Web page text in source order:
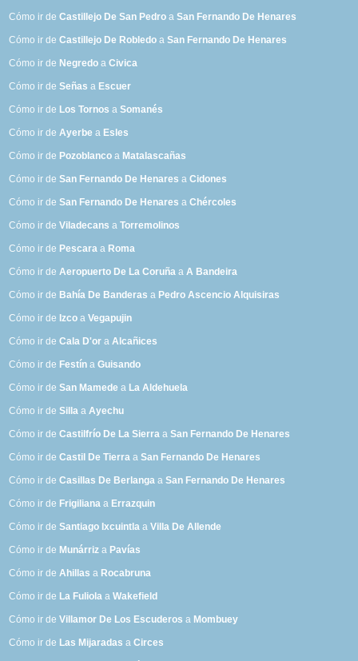
Cómo ir deCastillejo De San Pedro aSan Fernando De Henares
Cómo ir deCastillejo De Robledo aSan Fernando De Henares
Cómo ir de Negredo aCivica
Cómo ir deSeñas a Escuer
Cómo ir de Los Tornos aSomanés
Cómo ir deAyerbe a Esles
Cómo ir de Pozoblanco a Matalascañas
Cómo ir deSan Fernando De Henares aCidones
Cómo ir deSan Fernando De Henares aChércoles
Cómo ir deViladecans aTorremolinos
Cómo ir de Pescara a Roma
Cómo ir deAeropuerto De La Coruña aA Bandeira
Cómo ir de Bahía De Banderas a Pedro Ascencio Alquisiras
Cómo ir de Izco aVegapujin
Cómo ir deCala D'or aAlcañices
Cómo ir de Festín aGuisando
Cómo ir deSan Mamede a La Aldehuela
Cómo ir deSilla aAyechu
Cómo ir deCastilfrío De La Sierra aSan Fernando De Henares
Cómo ir deCastil De Tierra aSan Fernando De Henares
Cómo ir deCasillas De Berlanga aSan Fernando De Henares
Cómo ir de Frigiliana a Errazquin
Cómo ir deSantiago Ixcuintla aVilla De Allende
Cómo ir de Munárriz a Pavías
Cómo ir deAhillas a Rocabruna
Cómo ir de La Fuliola aWakefield
Cómo ir deVillamor De Los Escuderos a Mombuey
Cómo ir de Las Mijaradas aCirces